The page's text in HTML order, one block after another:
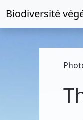
Biodiversité